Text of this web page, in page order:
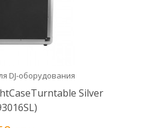
DJ-оборудования
Silver